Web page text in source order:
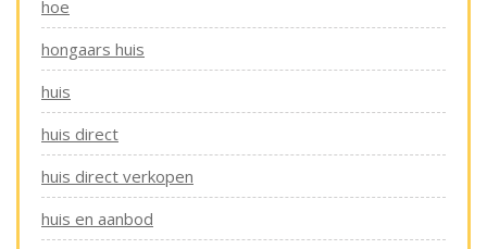
hoe
hongaars huis
huis
huis direct
huis direct verkopen
huis en aanbod